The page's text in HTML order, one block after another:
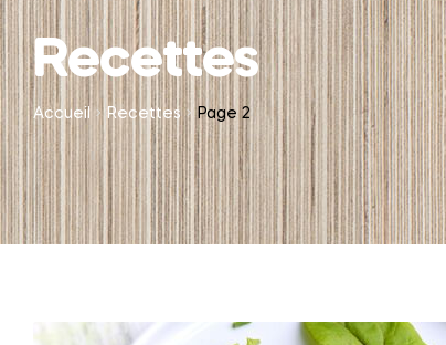
Recettes
Accueil Recettes Page 2